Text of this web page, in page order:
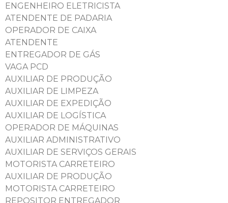
ENGENHEIRO ELETRICISTA
ATENDENTE DE PADARIA
OPERADOR DE CAIXA
ATENDENTE
ENTREGADOR DE GÁS
VAGA PCD
AUXILIAR DE PRODUÇÃO
AUXILIAR DE LIMPEZA
AUXILIAR DE EXPEDIÇÃO
AUXILIAR DE LOGÍSTICA
OPERADOR DE MÁQUINAS
AUXILIAR ADMINISTRATIVO
AUXILIAR DE SERVIÇOS GERAIS
MOTORISTA CARRETEIRO
AUXILIAR DE PRODUÇÃO
MOTORISTA CARRETEIRO
REPOSITOR ENTREGADOR